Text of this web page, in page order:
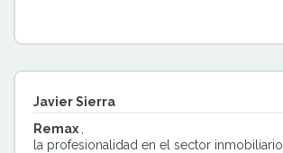
Javier Sierra
Remax
la profesionalidad en el sector inmobiliario